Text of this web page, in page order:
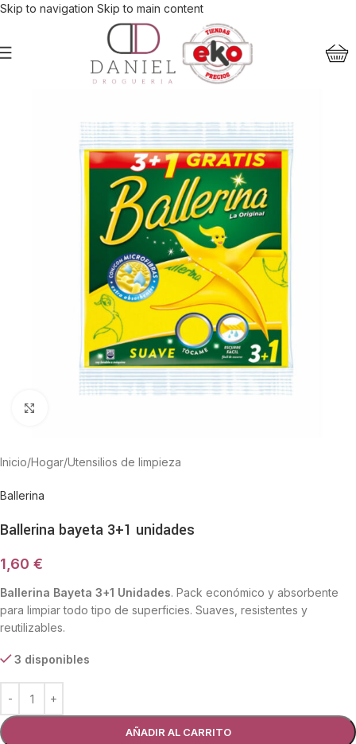
Skip to navigation Skip to main content
Inicio/Hogar/Utensilios de limpieza
Ballerina
Ballerina bayeta 3+1 unidades
1,60 €
Ballerina Bayeta 3+1 Unidades. Pack económico y absorbente
para limpiar todo tipo de superficies. Suaves, resistentes y
reutilizables.
3 disponibles
AÑADIR AL CARRITO